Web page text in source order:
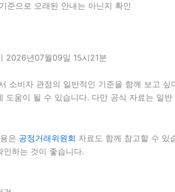
준으로 오래된 안내는 아닌지 확인
2026년07월09일 15시21분
소비자 관점의 일반적인 기준을 함께 보고 싶
도움이 될 수 있습니다. 다만 공식 자료는 일
은 공정거래위원회 자료도 함께 참고할 수 있
하는 것이 좋습니다.